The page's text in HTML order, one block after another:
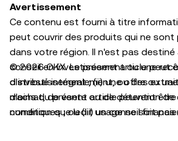
Avertissement
Ce contenu est fourni à titre
peut couvrir des produits qui ne sont
dans votre région. Il n'est pas destiné
conseil en investissement ou une
d'investissement ; (ii) une offre ou
d'achat, de vente ou de détention
numériques ; ou (iii) un conseil
juridique ou fiscal. Les cryptos/actifs
© 2026 OKX. Le présent article peut
distribué intégralement, ou des
moins du présent article peuvent
condition que ledit usage ne soit pas
reproduction ou distribution de